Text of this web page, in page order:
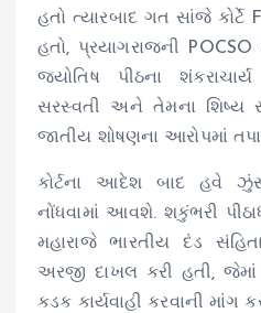
હતો ત્યારબાદ ગત સાંજે
હતો, પ્રયાગરાજની POCSO
જ્યોતિષ પીઠના
સરસ્વતી અને તેમના શિષ્ય
જાતીય શોષણના આરોપમાં
કોર્ટના આદેશ બાદ હવે
નોંધવામાં આવશે. શકુંભરી
મહારાજે ભારતીય દંડ
અરજી દાખલ કરી હતી,
કડક કાર્યવાહી કરવાની માંગ